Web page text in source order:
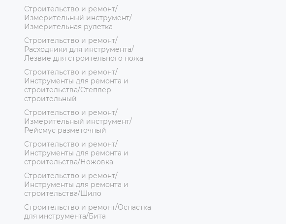
Строительство и ремонт/
Измерительный инструмент/
Измерительная рулетка
Строительство и ремонт/
Расходники для инструмента/
Лезвие для строительного ножа
Строительство и ремонт/
Инструменты для ремонта и
строительства/Степлер
строительный
Строительство и ремонт/
Измерительный инструмент/
Рейсмус разметочный
Строительство и ремонт/
Инструменты для ремонта и
строительства/Ножовка
Строительство и ремонт/
Инструменты для ремонта и
строительства/Шило
Строительство и ремонт/Оснастка
для инструмента/Бита